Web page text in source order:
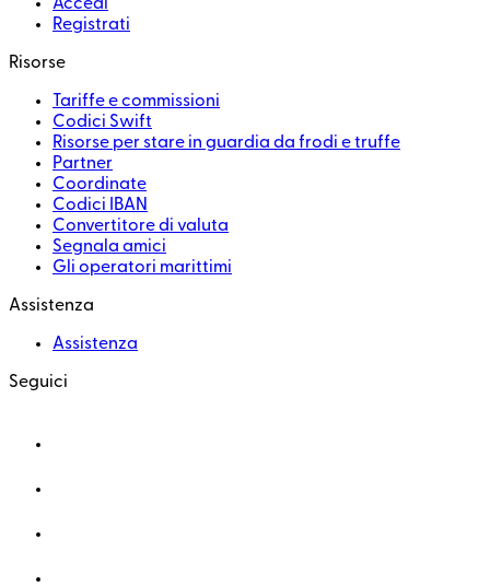
Registrati
Risorse
Tariffe e commissioni
Codici Swift
Risorse per stare in guardia da frodi e truffe
Partner
Coordinate
Codici IBAN
Convertitore di valuta
Segnala amici
Gli operatori marittimi
Assistenza
Assistenza
Seguici